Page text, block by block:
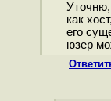
Уточню,
как
его
юзер